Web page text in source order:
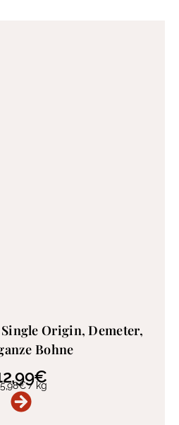
Origin, Demeter,
Bohne
€
€/ kg